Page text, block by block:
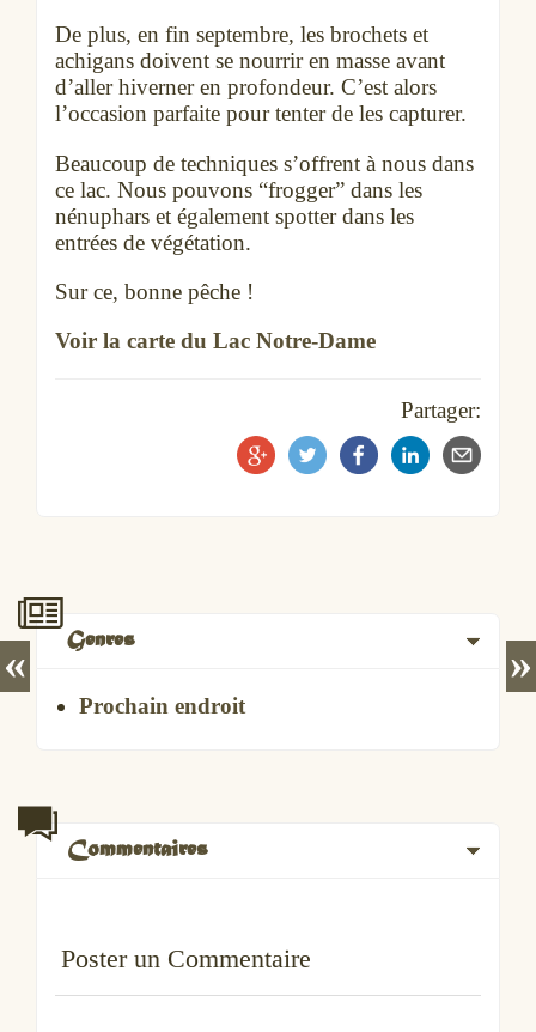
De plus, en fin septembre, les brochets et
achigans doivent se nourrir en masse avant
d’aller hiverner en profondeur. C’est alors
l’occasion parfaite pour tenter de les capturer.
Beaucoup de techniques s’offrent à nous dans
ce lac. Nous pouvons “frogger” dans les
nénuphars et également spotter dans les
entrées de végétation.
Sur ce, bonne pêche !
Voir la carte du Lac Notre-Dame
Partager:
Genres
Prochain endroit
Commentaires
Poster un Commentaire
« »